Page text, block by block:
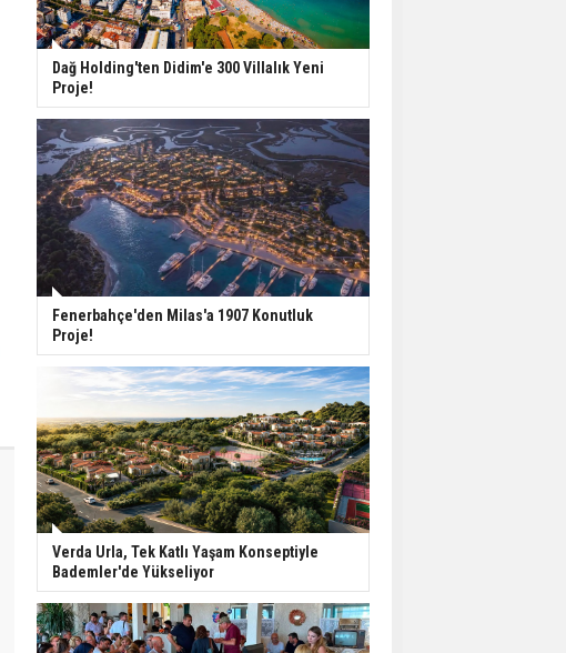
İkinci El Konut Fiyatları
Yüzde 16,2 Arttı
Konut Satışları Güçlü
Seyrini Korudu Yabancıya
Satış Geriledi
Dağ Holding'ten Didim'e 300 Villalık Yeni
Proje!
Fenerbahçe'den Milas'a 1907 Konutluk
Proje!
Verda Urla, Tek Katlı Yaşam Konseptiyle
Bademler'de Yükseliyor